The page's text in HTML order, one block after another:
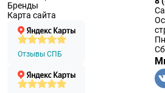
Бренды
Карта сайта
Отзывы СПБ